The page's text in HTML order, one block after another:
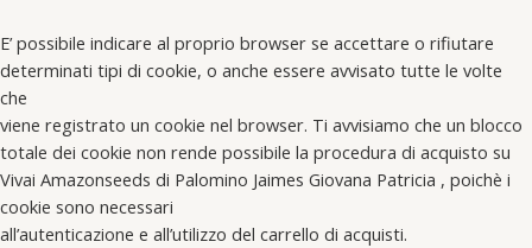
E’ possibile indicare al proprio browser se accettare o rifiutare
determinati tipi di cookie, o anche essere avvisato tutte le volte
che
viene registrato un cookie nel browser. Ti avvisiamo che un blocco
totale dei cookie non rende possibile la procedura di acquisto su
Vivai Amazonseeds di Palomino Jaimes Giovana Patricia , poichè i
cookie sono necessari
all’autenticazione e all’utilizzo del carrello di acquisti.